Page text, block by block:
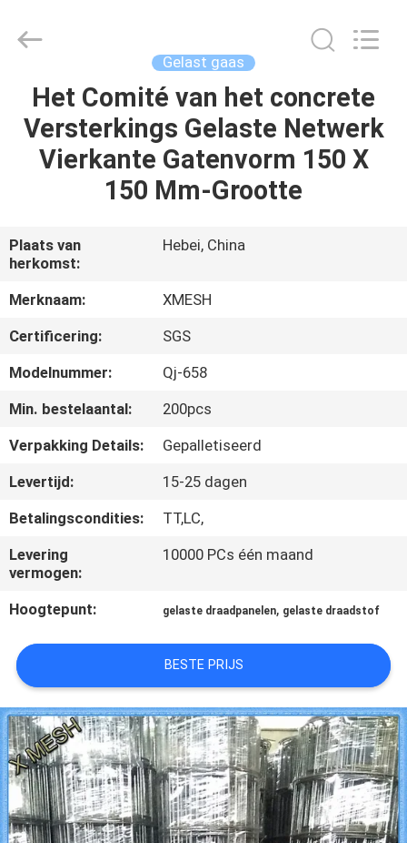
HUIS
PRODUCTEN
ONS
FABRIEKSREIS
KWALITEITSCONTROLE
CONTACTEER
ONS
VERZOEK
CITAAT
SITEMAP
PRIVACY
POLICY
Reserved.
Gelast gaas
Het Comité van het concrete
Versterkings Gelaste Netwerk
Vierkante Gatenvorm 150 X
150 Mm-Grootte
Plaats van
herkomst:
Hebei, China
Merknaam:
XMESH
Certificering:
SGS
Modelnummer:
Qj-658
Min. bestelaantal:
200pcs
Verpakking Details:
Gepalletiseerd
Levertijd:
15-25 dagen
Betalingscondities:
TT,LC,
Levering
vermogen:
10000 PCs één maand
Hoogtepunt: gelaste draadpanelen, gelaste draadstof
BESTE PRIJS